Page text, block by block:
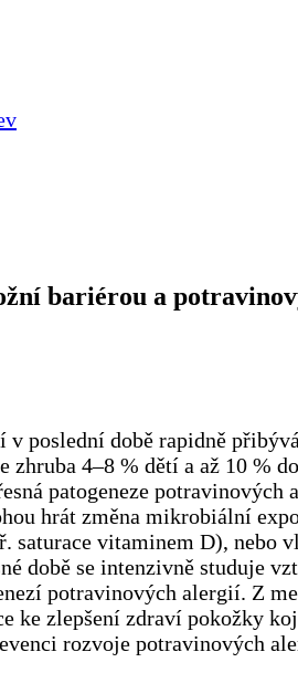
bariérou a
v poslední době rapidně
zhruba 4–8 % dětí a až 10 %
patogeneze potravinových
hrát změna mikrobiální
saturace vitaminem D), nebo
době se intenzivně studuje
potravinových alergií. Z
ke zlepšení zdraví pokožky
rozvoje potravinových